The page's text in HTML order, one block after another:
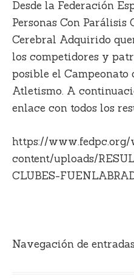
Desde la Federación
Personas Con Parálisis
Cerebral Adquirido
los competidores y
posible el Campeonato
Atletismo. A
enlace con todos los
https://
content/uploads/
CLUBES-
Navegación de entradas